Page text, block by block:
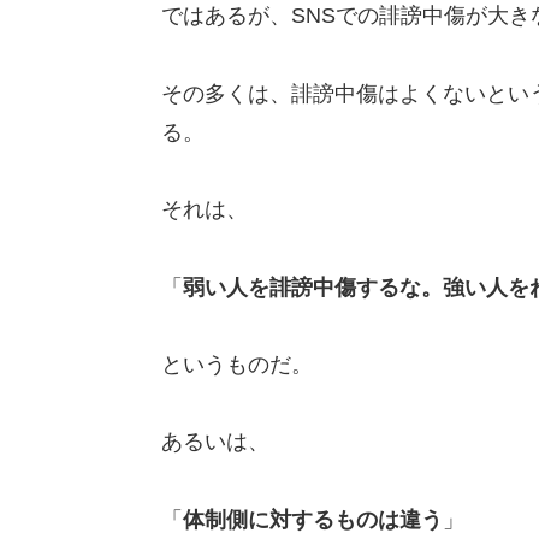
ではあるが、SNSでの誹謗中傷が大
その多くは、誹謗中傷はよくないと
る。
それは、
「 弱い人を誹謗中傷するな。強い人を
というものだ。
あるいは、
「 体制側に対するものは違う 」